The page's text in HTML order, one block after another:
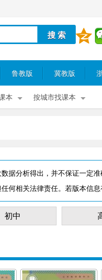
鲁教版 冀教版
本 按城市找课本
据分析得出，并不保证一定
何相关法律责任。若版本信
初中